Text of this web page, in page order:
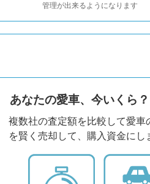
管理が出来るようになります
あなたの愛車、今いくら？
複数社の査定額を比較して愛
を賢く売却して、購入資金にし